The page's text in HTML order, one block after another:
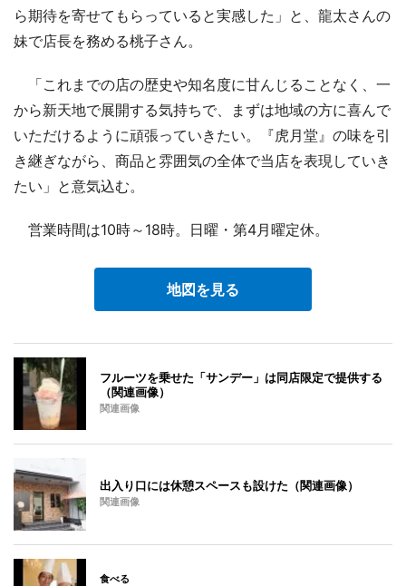
ら期待を寄せてもらっていると実感した」と、龍太さんの
妹で店長を務める桃子さん。
「これまでの店の歴史や知名度に甘んじることなく、一
から新天地で展開する気持ちで、まずは地域の方に喜んで
いただけるように頑張っていきたい。『虎月堂』の味を引
き継ぎながら、商品と雰囲気の全体で当店を表現していき
たい」と意気込む。
営業時間は10時～18時。日曜・第4月曜定休。
地図を見る
フルーツを乗せた「サンデー」は同店限定で提供する
（関連画像）
関連画像
出入り口には休憩スペースも設けた（関連画像）
関連画像
食べる